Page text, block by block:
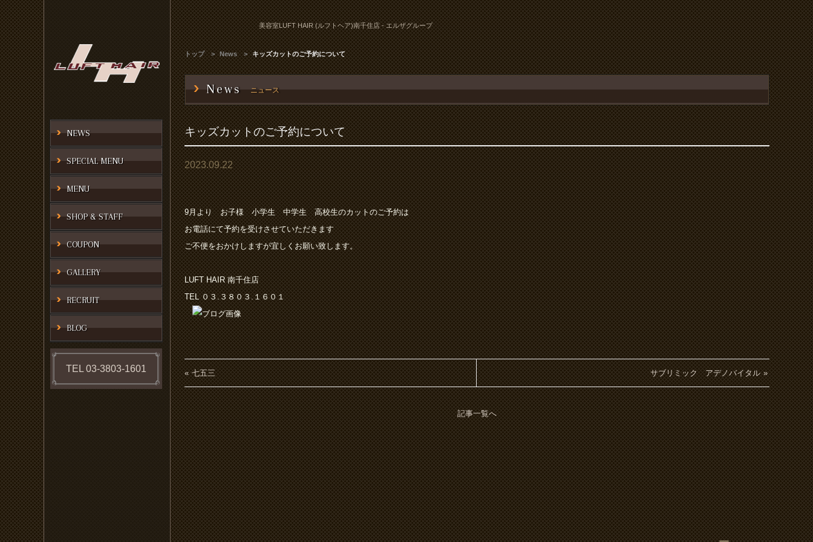
NEWS
SPECIAL MENU
MENU
SHOP & STAFF
COUPON
GALLERY
RECRUIT
BLOG
TEL 03-3803-1601
美容室LUFT HAIR (ルフトヘア)南千住店 - エルザグループ
トップ News キッズカットのご予約について
News ニュース
キッズカットのご予約について
2023.09.22
9月より お子様 小学生 中学生 高校生のカットのご予約は
お電話にて予約を受けさせていただきます
ご不便をおかけしますが宜しくお願い致します。
LUFT HAIR 南千住店
TEL ０３.３８０３.１６０１
七五三 サブリミック アデノバイタル
記事一覧へ